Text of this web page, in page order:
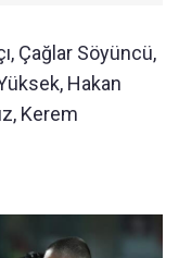
Çağlar Söyüncü,
Hakan
Kerem